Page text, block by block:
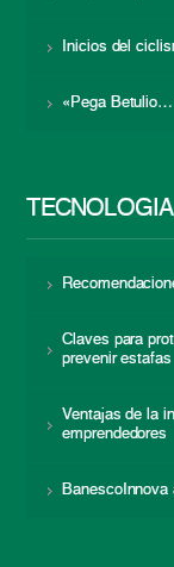
Inicios del
«Pega
TECNOLOGÍA
Claves para
prevenir estafas
Ventajas de la
emprendedores
BanescoInnova